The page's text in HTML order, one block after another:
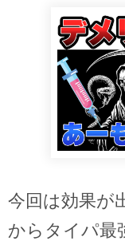
今回は効果が
からタイパ最